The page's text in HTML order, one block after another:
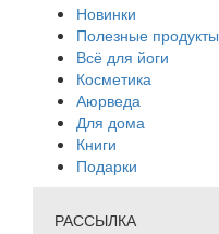
Новинки
Полезные продукты
Всё для йоги
Косметика
Аюрведа
Для дома
Книги
Подарки
РАССЫЛКА